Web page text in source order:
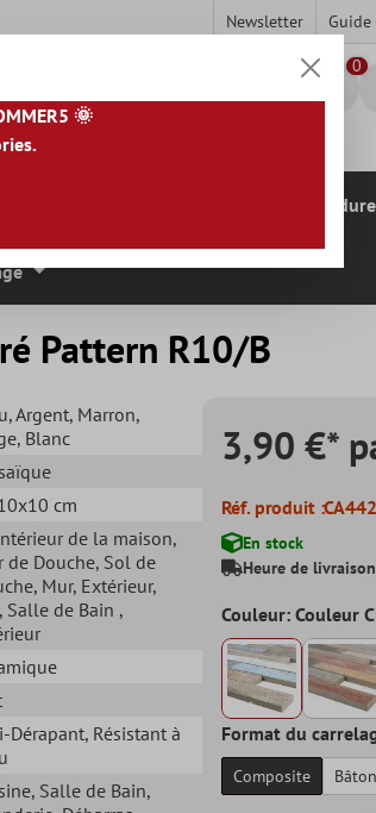
Newsletter Guide
|HR
Carrelage Mural Bordure
Pattern R10/B
, Argent, Marron,
, Blanc
cm
de la maison,
de Douche, Sol de
, Mur, Extérieur,
, Salle de Bain ,
Dérapant, Résistant à
, Salle de Bain,
3,90 €*
Réf. produit :
En stock
Heure de
Couleur: Couleur
Format du
Composite
🌞